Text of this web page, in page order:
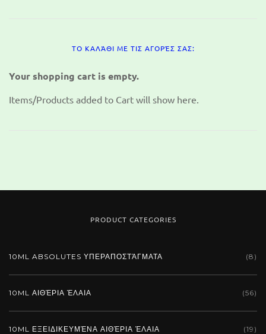
ΤΟ ΚΑΛΆΘΙ ΜΕ ΤΙΣ ΑΓΟΡΈΣ ΣΑΣ:
Your shopping cart is empty.
Items/Products added to Cart will show here.
PRODUCT CATEGORIES
10ML ABSOLUTES ΥΠΕΡΑΠΟΣΤΆΓΜΑΤΑ (8)
10ML ΑΙΘΈΡΙΑ ΈΛΑΙΑ (56)
10ML ΕΞΕΙΔΙΚΕΥΜΈΝΑ ΑΙΘΈΡΙΑ ΈΛΑΙΑ (19)